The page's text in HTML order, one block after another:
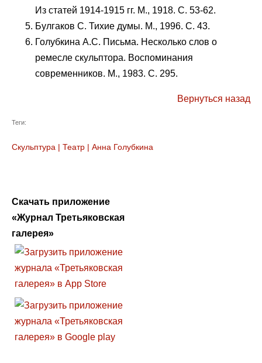
Из статей 1914-1915 гг. М., 1918. С. 53-62.
Булгаков С. Тихие думы. М., 1996. С. 43.
Голубкина А.С. Письма. Несколько слов о
ремесле скульптора. Воспоминания
современников. М., 1983. С. 295.
Вернуться назад
Теги:
Скульптура | Театр | Анна Голубкина
Скачать приложение
«Журнал Третьяковская
галерея»